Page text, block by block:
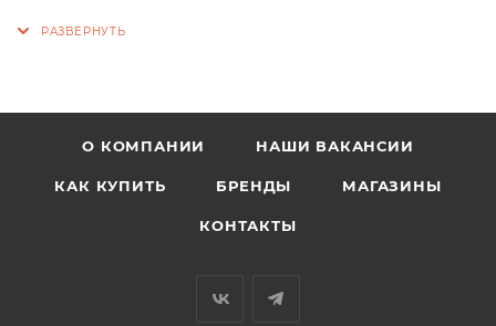
грамм позволяет контролировать порции и
сохранять свежесть продукта до следующего
О КОМПАНИИ НАШИ ВАКАНСИИ
КАК КУПИТЬ БРЕНДЫ МАГАЗИНЫ
КОНТАКТЫ